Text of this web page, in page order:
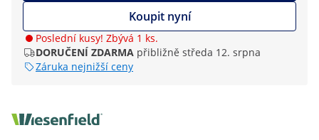
Koupit nyní
Poslední kusy! Zbývá 1 ks.
DORUČENÍ ZDARMA přibližně středa 12. srpna
Záruka nejnižší ceny